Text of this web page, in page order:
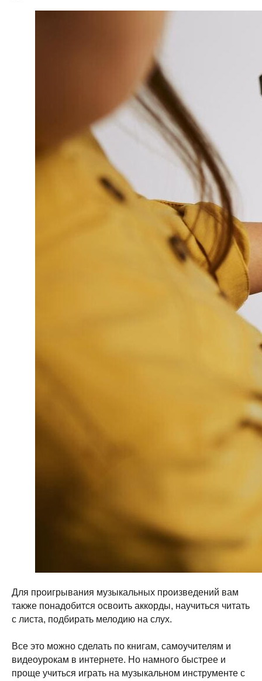
Для проигрывания музыкальных произведений вам
также понадобится освоить аккорды, научиться читать
с листа, подбирать мелодию на слух.
Все это можно сделать по книгам, самоучителям и
видеоурокам в интернете. Но намного быстрее и
проще учиться играть на музыкальном инструменте с